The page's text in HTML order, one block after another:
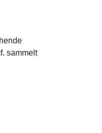
sammelt